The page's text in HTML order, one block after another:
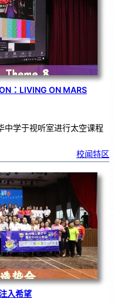
：LIVING ON MARS
学于视听室进行太空课程
校闻特区
入希望